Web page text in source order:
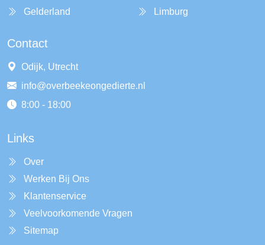
Gelderland
Limburg
Contact
Odijk, Utrecht
info@overbeekeongedierte.nl
8:00 - 18:00
Links
Over
Werken Bij Ons
Klantenservice
Veelvoorkomende Vragen
Sitemap